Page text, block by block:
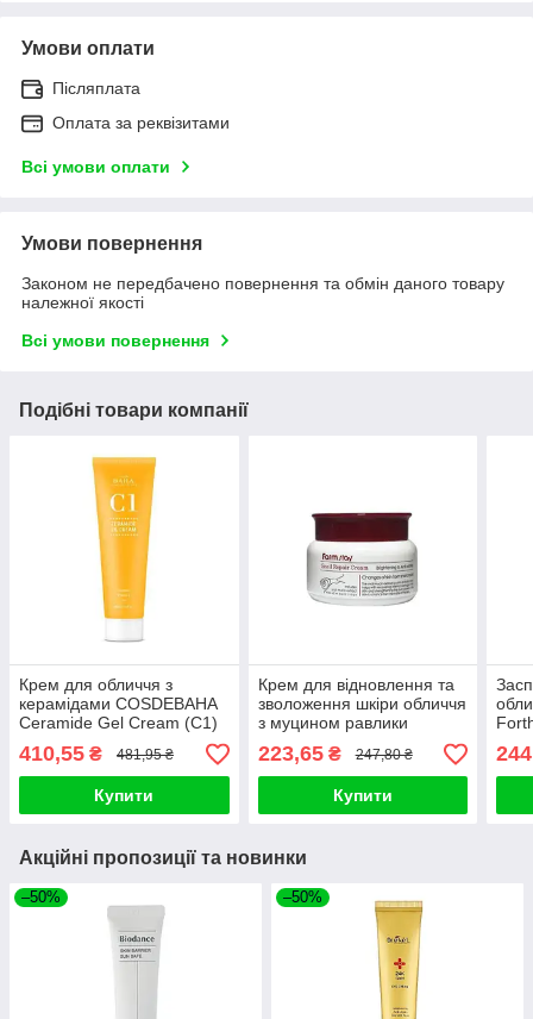
Умови оплати
Післяплата
Оплата за реквізитами
Всі умови оплати
Умови повернення
Законом не передбачено повернення та обмін даного товару
належної якості
Всі умови повернення
Подібні товари компанії
Крем для обличчя з
керамідами COSDEBAHA
Ceramide Gel Cream (C1)
45ml
410,55 ₴ 481,95 ₴
Купити
Крем для відновлення та
зволоження шкіри обличчя
з муцином равлики
FarmStay Snail Repair
Cream 100ml
223,65₴ 247,80 ₴
Купити
Акційні пропозиції та новинки
–50% –50%